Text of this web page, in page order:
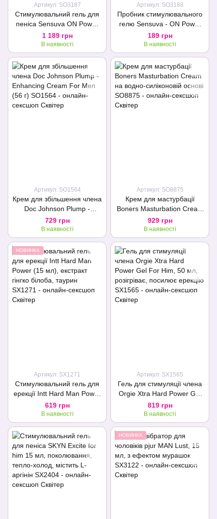
Артикул: SO3187
Стимулювальний гель для
пеніса Sensuva ON Power
Glide For Him (50 мл) для
суперерекції
1 189 грн
В наявності
Артикул: SO3188
Пробник стимулювального
гелю Sensuva - ON Power
Glide For Him (3 мл) для
суперерекції
189 грн
В наявності
Артикул: SO1564
Крем для збільшення члена
Doc Johnson Plump -
Enhancing Cream For Men
(56 г)
729 грн
В наявності
Артикул: SO8875
Крем для мастурбації
Boners Masturbation Cream
на водно-силіконовій основі
929 грн
В наявності
НОВИНКА
Артикул: SX1271
Стимулювальний гель для
ерекції Intt Hard Man Power
(15 мл), екстракт гінгко
білоба, таурин
619 грн
В наявності
Артикул: SX1565
Гель для стимуляції члена
Orgie Xtra Hard Power Gel
For Him, 50 мл, розігріває,
посилює ерекцію
819 грн
В наявності
НОВИНКА